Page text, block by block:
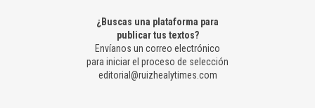
¿Buscas una plataforma para
publicar tus textos?
Envíanos un correo electrónico
para iniciar el proceso de selección
editorial@ruizhealytimes.com